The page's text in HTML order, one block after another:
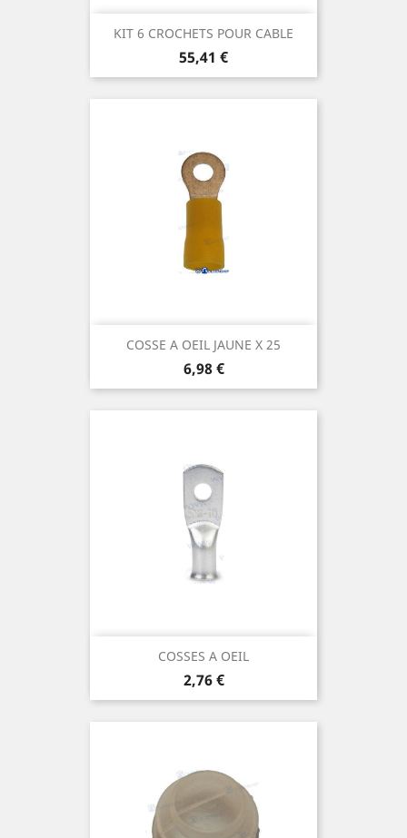
KIT 6 CROCHETS POUR CABLE
Prix
55,41 €
COSSE A OEIL JAUNE X 25
Prix
6,98 €
COSSES A OEIL
Prix
2,76 €